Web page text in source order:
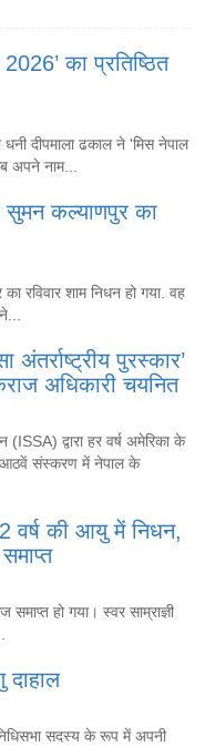
का प्रतिष्ठित
दीपमाला ढकाल ने 'मिस नेपाल
अपने नाम...
सुमन कल्याणपुर का
रविवार शाम निधन हो गया. वह
पुरस्कार’
अधिकारी चयनित
द्वारा हर वर्ष अमेरिका के
आठवें संस्करण में नेपाल के
वर्ष की आयु में निधन,
हो गया। स्वर साम्राज्ञी
सदस्य के रूप में अपनी